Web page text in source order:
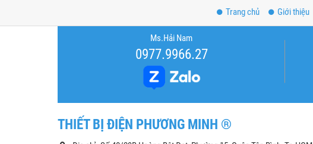
Trang chủ Giới thiệu
Ms.Hải Nam
0977.9966.27
THIẾT BỊ ĐIỆN PHƯƠNG MINH ®